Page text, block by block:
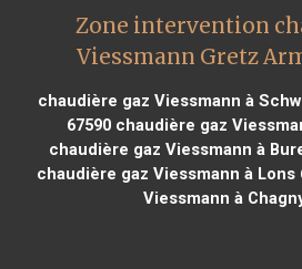
Zone intervention
Viessmann Gretz
chaudière gaz Viessmann à
67590chaudière gaz
chaudière gaz Viessmann à
chaudière gaz Viessmann à Lons
Viessmann à